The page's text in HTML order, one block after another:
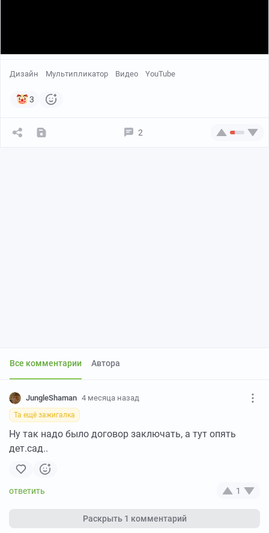
Дизайн Мультипликатор Видео YouTube
3
2
Все комментарии Автора
JungleShaman 4 месяца назад
Та ещё зажигалка
Ну так надо было договор заключать, а тут опять
дет.сад..
1
Раскрыть 1 комментарий